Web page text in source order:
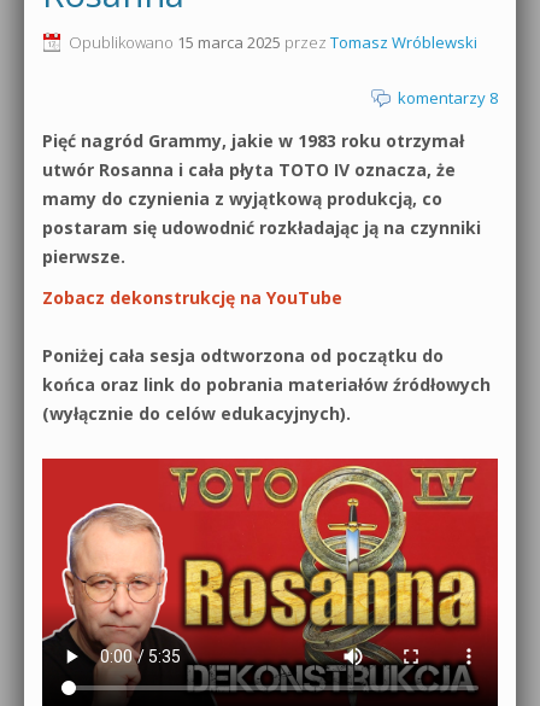
Produkcja muzyczna od podstaw
Sound Forge od podstaw
Dubstep z syntezatorem Massive
Kontakt 5 Kompendium
0dB.pl - informacje
Materiały dla mediów
Archiwum aktualności
Polityka prywatności
Regulamin
Działanie sklepu internetowego
Wyszukiwanie
Opublikowano 15 marca 2025 przez Tomasz Wróblewski
komentarzy 8
Pięć nagród Grammy, jakie w 1983 roku otrzymał
utwór Rosanna i cała płyta TOTO IV oznacza, że
mamy do czynienia z wyjątkową produkcją, co
postaram się udowodnić rozkładając ją na czynniki
pierwsze.
Zobacz dekonstrukcję na YouTube
Poniżej cała sesja odtworzona od początku do
końca oraz link do pobrania materiałów źródłowych
(wyłącznie do celów edukacyjnych).